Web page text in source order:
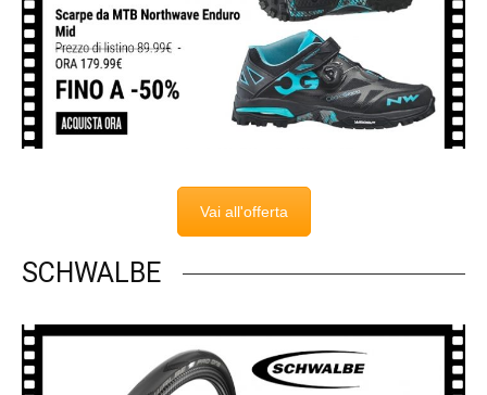
Vai all'offerta
SCHWALBE